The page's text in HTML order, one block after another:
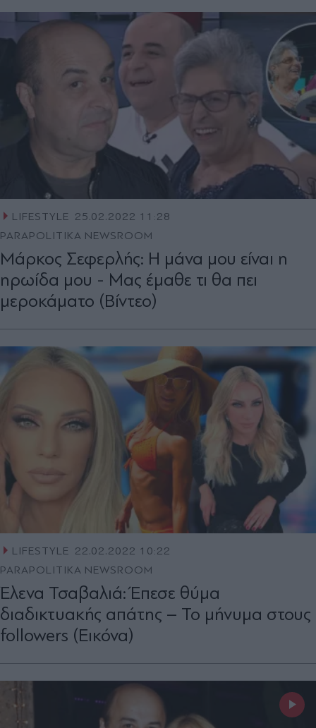
LIFESTYLE 25.02.2022 11:28
PARAPOLITIKA NEWSROOM
Μάρκος Σεφερλής: Η μάνα μου είναι η
ηρωίδα μου - Mας έμαθε τι θα πει
μεροκάματο (Βίντεο)
LIFESTYLE
22.02.2022 10:22
PARAPOLITIKA NEWSROOM
Έλενα Τσαβαλιά: Έπεσε θύμα
διαδικτυακής απάτης – Το μήνυμα στους
followers (Εικόνα)